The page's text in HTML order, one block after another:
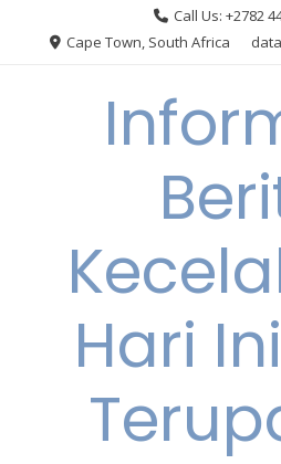
Call Us: +2782
Cape Town, South Africa
Hari